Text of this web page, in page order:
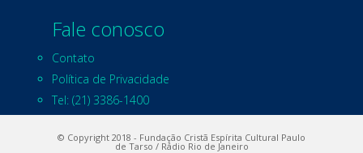
Fale conosco
Contato
Política de Privacidade
Tel: (21) 3386-1400
© Copyright 2018 - Fundação Cristã Espírita Cultural Paulo
de Tarso / Rádio Rio de Janeiro